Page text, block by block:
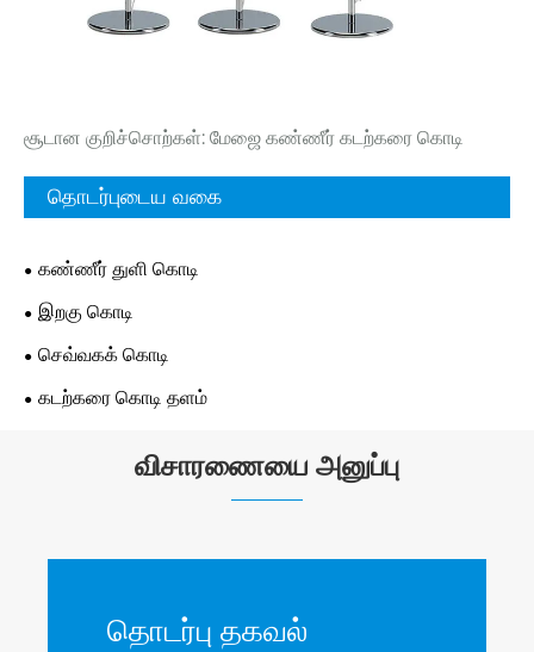
சூடான குறிச்சொற்கள்: மேஜை கண்ணீர் கடற்கரை கொடி
தொடர்புடைய வகை
கண்ணீர் துளி கொடி
இறகு கொடி
செவ்வகக் கொடி
கடற்கரை கொடி தளம்
விசாரணையை அனுப்பு
தொடர்பு தகவல்